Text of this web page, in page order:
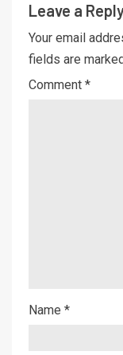
Leave a
Your email
fields are marked
Comment *
Name *